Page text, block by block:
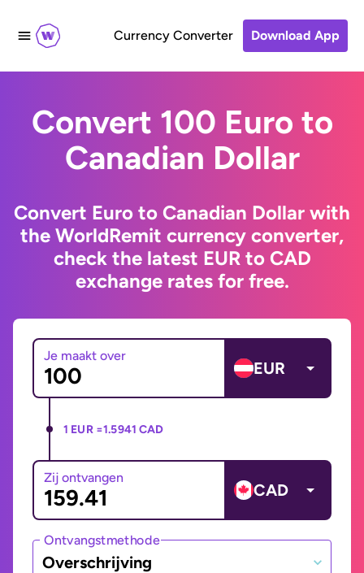
Currency Converter Download App
Convert 100 Euro to
Canadian Dollar
Convert Euro to Canadian Dollar with
the WorldRemit currency converter,
check the latest EUR to CAD
exchange rates for free.
Je maakt over
EUR
1 EUR =1.5941 CAD
Zij ontvangen
CAD
Ontvangstmethode
Overschrijving